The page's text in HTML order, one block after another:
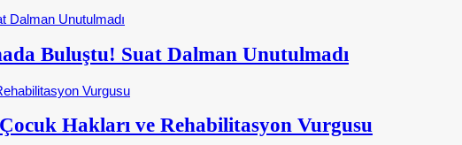
Buluştu! Suat Dalman Unutulmadı
Hakları ve Rehabilitasyon Vurgusu